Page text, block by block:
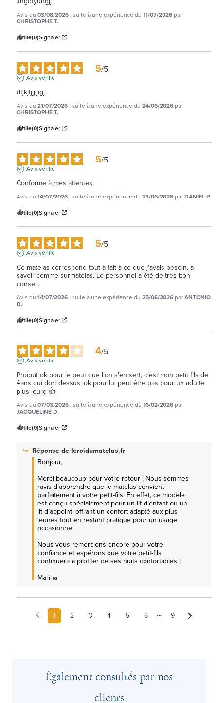
Avis du 03/08/2026, suite à une expérience du 11/07/2026 par
CHRISTOPHE T.
Utile(0)Signaler
5/5
Avis vérifié
dtjkjtjjjijigj
Avis du 21/07/2026, suite à une expérience du 24/06/2026 par
CHRISTOPHE T.
Utile(0)Signaler
5/5
Avis vérifié
Conforme à mes attentes.
Avis du 14/07/2026, suite à une expérience du 23/06/2026 parDANIEL P.
Utile(0)Signaler
5/5
Avis vérifié
Ce matelas correspond tout à fait à ce que j'avais besoin, a
savoir comme surmatelas. Le personnel a été de très bon
conseil.
Avis du 14/07/2026, suite à une expérience du 25/06/2026 parANTONIO
D.
Utile(0)Signaler
4/5
Avis vérifié
Produit ok pour le peut que l’on s’en sert, c’est mon petit fils de
4ans qui dort dessus, ok pour lui peut être pas pour un adulte
plus lourd 👍
Avis du 07/03/2026, suite à une expérience du 16/02/2026 par
JACQUELINE D.
Utile(0)Signaler
Réponse de leroidumatelas.fr
Bonjour,
Merci beaucoup pour votre retour ! Nous sommes
ravis d’apprendre que le matelas convient
parfaitement à votre petit-fils. En effet, ce modèle
est conçu spécialement pour un lit d’enfant ou un
lit d’appoint, offrant un confort adapté aux plus
jeunes tout en restant pratique pour un usage
occasionnel.
Nous vous remercions encore pour votre
confiance et espérons que votre petit-fils
continuera à profiter de ses nuits confortables !
Marina
1 2 3 4 5 6 9
Également consultés par nos
clients